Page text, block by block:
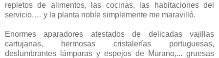
repletos de alimentos, las cocinas, las habitaciones del
servicio,… y la planta noble simplemente me maravilló.
Enormes aparadores atestados de delicadas vajillas
cartujanas, hermosas cristalerías portuguesas,
deslumbrantes lámparas y espejos de Murano,... gruesas